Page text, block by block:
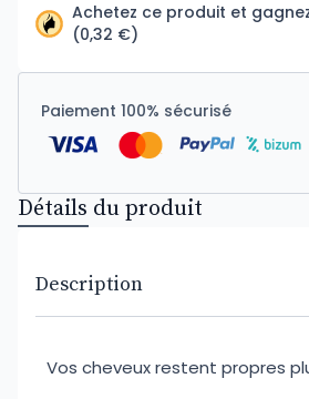
Achetez ce produit et
(0,32 €)
Paiement 100% sécurisé
Détails du produit
Description
Vos cheveux restent propres